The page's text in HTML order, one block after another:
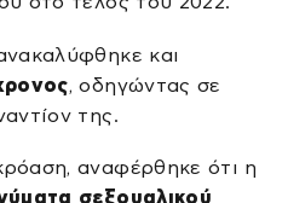
και
, οδηγώντας σε
της.
αναφέρθηκε ότι η
σεξουαλικού